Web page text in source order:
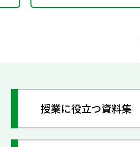
授業に役立つ資料集